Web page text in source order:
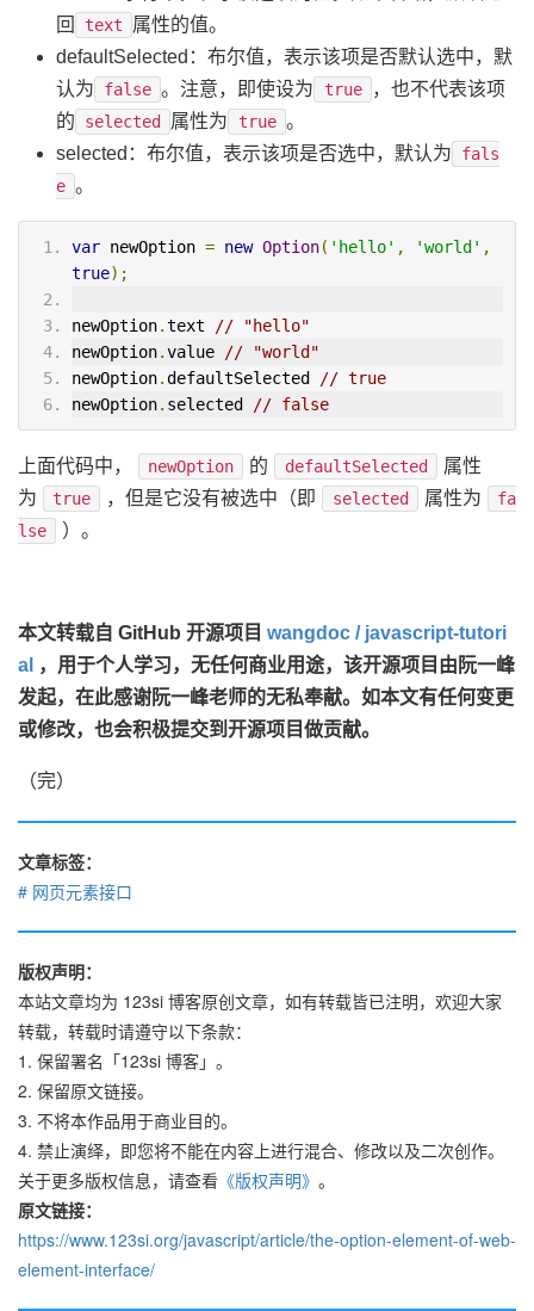
回
text
属性的值。
defaultSelected：布尔值，表示该项是否默认选中，默
认为
false 。注意，即使设为 true
，也不代表该项
的
selected 属性为 true 。
selected：布尔值，表示该项是否选中，默认为
fals
e 。
var newOption = new Option( 'hello' , 'world' ,
true);
newOption.text
// "hello"
newOption.value
// "world"
newOption.defaultSelected
// true
newOption. selected // false
上面代码中， newOption 的 defaultSelected
属性
为
true ，但是它没有被选中（即 selected 属性为
fa
lse
）。
本文转载自 GitHub 开源项目 wangdoc / javascript-tutori
al ，用于个人学习，无任何商业用途，该开源项目由阮一峰
发起，在此感谢阮一峰老师的无私奉献。如本文有任何变更
或修改，也会积极提交到开源项目做贡献。
（完）
文章标签：
网页元素接口
版权声明：
本站文章均为 123si 博客原创文章，如有转载皆已注明，欢迎大家
转载，转载时请遵守以下条款：
1. 保留署名「123si 博客」。
2. 保留原文链接。
3. 不将本作品用于商业目的。
4. 禁止演绎，即您将不能在内容上进行混合、修改以及二次创作。
关于更多版权信息，请查看 《版权声明》 。
原文链接：
https://www.123si.org/javascript/article/the-option-element-of-web-
element-interface/